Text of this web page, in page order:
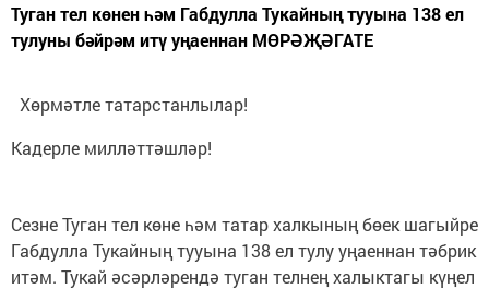
Туган тел көнен һәм Габдулла Тукайның тууына 138 ел
тулуны бәйрәм итү уңаеннан МӨРӘҖӘГАТЕ
Хөрмәтле татарстанлылар!
Кадерле милләттәшләр!
Сезне Туган тел көне һәм татар халкының бөек шагыйре
Габдулла Тукайның тууына 138 ел тулу уңаеннан тәбрик
итәм. Тукай әсәрләрендә туган телнең халыктагы күңел